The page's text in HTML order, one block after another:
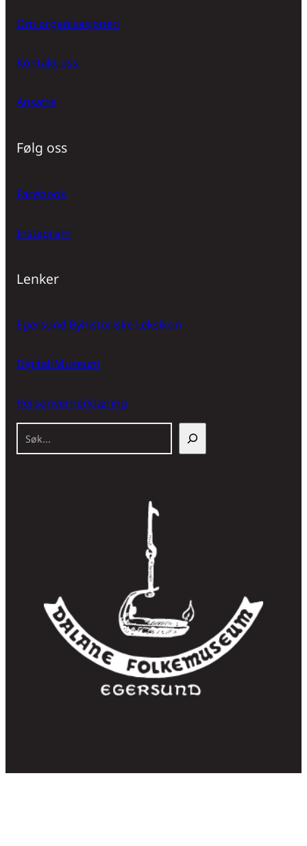
Om organisasjonen
Kontakt oss
Ansatte
Følg oss
Facebook
Instagram
Lenker
Egersund Byhistoriske Leksikon
DigitaltMuseum
Personvernerklæring
S
k